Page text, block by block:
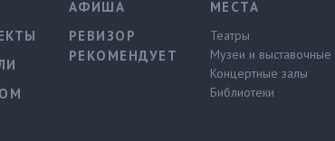
АФИША
РЕВИЗОР
РЕКОМЕНДУЕТ
МЕСТА
Театры
Музеи и выставочные
Концертные залы
Библиотеки